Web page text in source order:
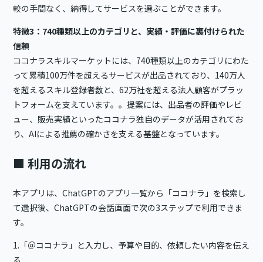
較の手間なく、納得してサービスを選ぶことができます。
特徴3：740種類以上のカテゴリと、実績・評価に裏付けられた
信頼
ココナラスキルマーケットには、740種類以上のカテゴリにわた
って累積100万件を超えるサービスが出品されており、140万人
を超えるスキル登録者数と、62万社を超える法人顧客がプラッ
トフォームを支えています。。提案には、出品者の評価やレビ
ュー、販売実績といったココナラ独自のデータが活用されてお
り、AIによる推薦の確かさを支える基盤となっています。
■ 利用の流れ
本アプリは、ChatGPTのアプリ一覧から「ココナラ」を検索し
て選択後、ChatGPTの会話画面で次の3ステップで利用できま
す。
1.「＠ココナラ」と入力し、予算や目的、依頼したい内容を伝え
る